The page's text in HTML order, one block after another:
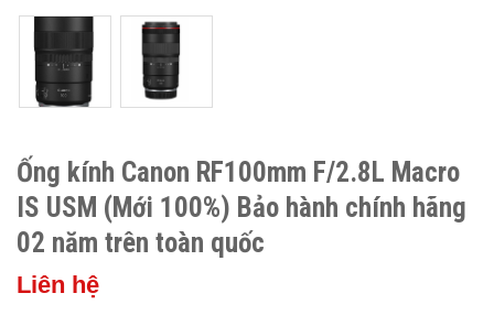
Ống kính Canon RF100mm F/2.8L Macro
IS USM (Mới 100%) Bảo hành chính hãng
02 năm trên toàn quốc
Liên hệ